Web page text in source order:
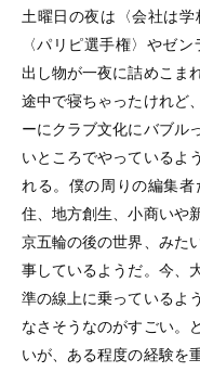
土曜日の夜は〈会社は
〈パリピ選手権〉やゼ
出し物が一夜に詰めこま
途中で寝ちゃったけれど
ーにクラブ文化にバブル
いところでやっているよ
れる。僕の周りの編集
住、地方創生、小商いや
京五輪の後の世界、みた
事しているようだ。今、
準の線上に乗っているよ
なさそうなのがすごい。
いが、ある程度の経験を